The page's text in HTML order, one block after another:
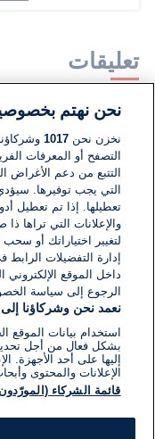
تعليقات
لا توجد تعليقات
اكتب تعليقًا
نحن نهتم
نخزن نحن1017
التصفح أو المعرفات
التتبع من دعم الأغراض
التي يجب توفيرها.
تعطيلها. إذا تم تعطيل
والإعلانات التي تراها
لتغيير اختياراتك أو
إدارة التفضيلات
داخل الموقع
الرجوع إلى سياسة
نعمد نحن وشركاؤنا إلى
استخدام بيانات الموقع
بشكل فعال من أجل
إليها على أحد الأجهزة.
الإعلانات والمحتوى
قائمة الشركاء